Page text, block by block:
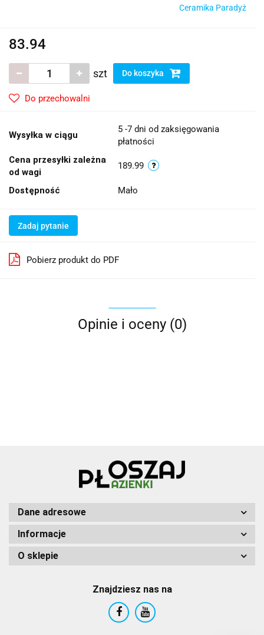
Ceramika Paradyż
83.94
szt Do koszyka
Do przechowalni
Wysyłka w ciągu
5 -7 dni od zaksięgowania
płatności
Cena przesyłki zależna
od wagi
189.99
Dostępność Mało
Zadaj pytanie
Pobierz produkt do PDF
Opinie i oceny (0)
Dane adresowe
Informacje
O sklepie
Znajdziesz nas na